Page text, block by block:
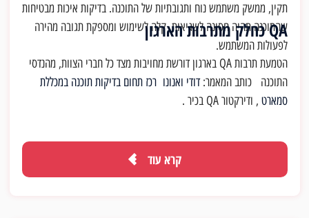
תקין, ממשק משתמש נוח ותגובתיות של התוכנה. בדיקות איכות מבטיחות
שהתוכנה תהיה חסינה לשגיאות, קלה לשימוש ומספקת תגובה מהירה
לפעולות המשתמש.
QA כחלק מתרבות הארגון
הטמעת תרבות QA בארגון דורשת מחויבות מצד כל חברי הצוות, מהנדסי
התוכנה כותב המאמר:
דודי ואנונו רכז תחום בדיקות תוכנה במכללת
סמארט , ודירקטור QA בכיר .
קרא עוד